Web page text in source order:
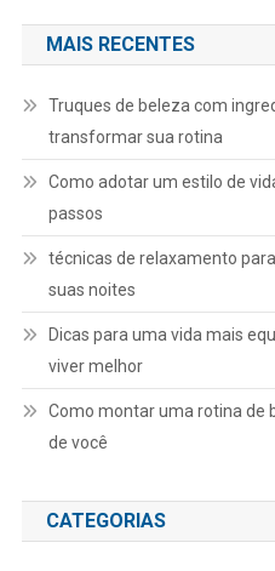
MAIS RECENTES
Truques de beleza com
transformar sua rotina
Como adotar um estilo de
passos
técnicas de relaxamento
suas noites
Dicas para uma vida mais
viver melhor
Como montar uma rotina de
de você
CATEGORIAS